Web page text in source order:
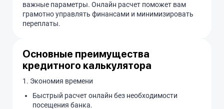
важные параметры. Онлайн расчет поможет вам
грамотно управлять финансами и минимизировать
переплаты.
Основные преимущества
кредитного калькулятора
1. Экономия времени
Быстрый расчет онлайн без необходимости
посещения банка.